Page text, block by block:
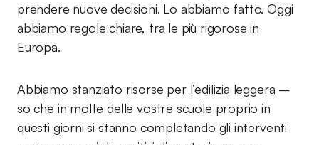
prendere nuove decisioni. Lo abbiamo fatto. Oggi
abbiamo regole chiare, tra le più rigorose in
Europa.
Abbiamo stanziato risorse per l’edilizia leggera –
so che in molte delle vostre scuole proprio in
questi giorni si stanno completando gli interventi